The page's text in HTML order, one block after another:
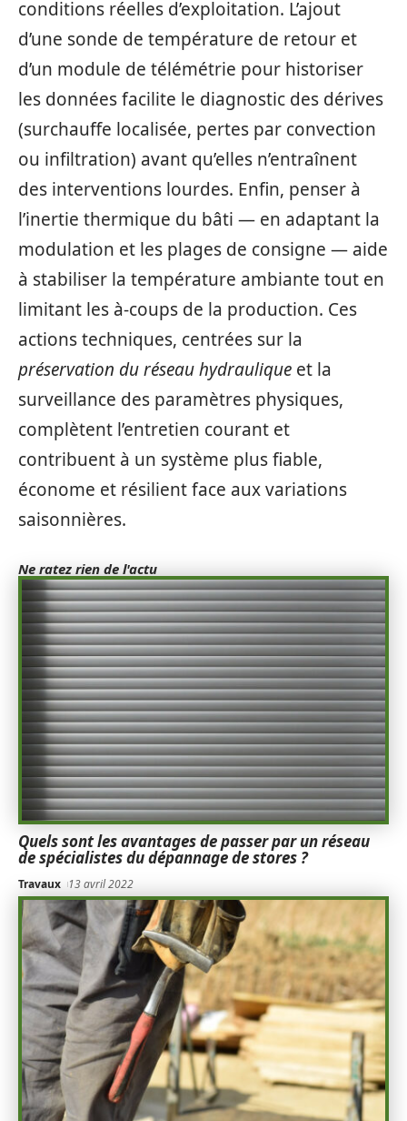
conditions réelles d’exploitation. L’ajout
d’une sonde de température de retour et
d’un module de télémétrie pour historiser
les données facilite le diagnostic des dérives
(surchauffe localisée, pertes par convection
ou infiltration) avant qu’elles n’entraînent
des interventions lourdes. Enfin, penser à
l’inertie thermique du bâti — en adaptant la
modulation et les plages de consigne — aide
à stabiliser la température ambiante tout en
limitant les à-coups de la production. Ces
actions techniques, centrées sur la
préservation du réseau hydraulique et la
surveillance des paramètres physiques,
complètent l’entretien courant et
contribuent à un système plus fiable,
économe et résilient face aux variations
saisonnières.
Ne ratez rien de l'actu
Quels sont les avantages de passer par un réseau
de spécialistes du dépannage de stores ?
Travaux 13 avril 2022